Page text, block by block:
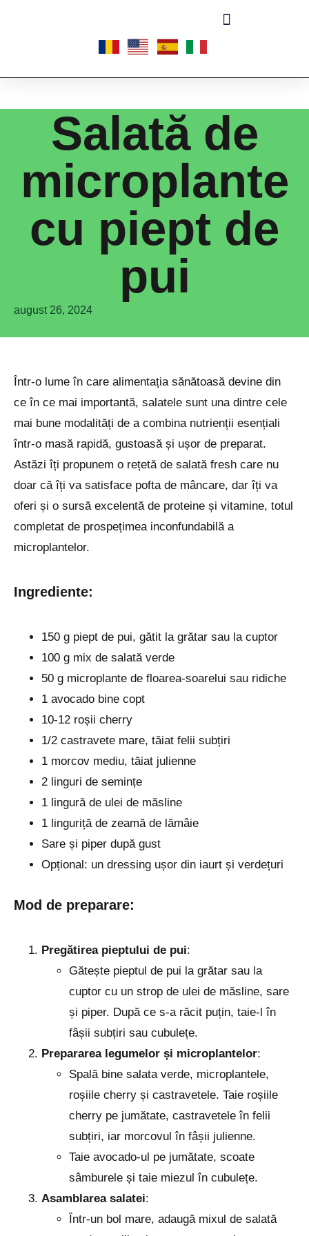
Salată de
microplante
cu piept de
pui
august 26, 2024
Într-o lume în care alimentația sănătoasă devine din
ce în ce mai importantă, salatele sunt una dintre cele
mai bune modalități de a combina nutrienții esențiali
într-o masă rapidă, gustoasă și ușor de preparat.
Astăzi îți propunem o rețetă de salată fresh care nu
doar că îți va satisface pofta de mâncare, dar îți va
oferi și o sursă excelentă de proteine și vitamine, totul
completat de prospețimea inconfundabilă a
microplantelor.
Ingrediente:
150 g piept de pui, gătit la grătar sau la cuptor
100 g mix de salată verde
50 g microplante de floarea-soarelui sau ridiche
1 avocado bine copt
10-12 roșii cherry
1/2 castravete mare, tăiat felii subțiri
1 morcov mediu, tăiat julienne
2 linguri de semințe
1 lingură de ulei de măsline
1 linguriță de zeamă de lămâie
Sare și piper după gust
Opțional: un dressing ușor din iaurt și verdețuri
Mod de preparare:
Pregătirea pieptului de pui:
Gătește pieptul de pui la grătar sau la
cuptor cu un strop de ulei de măsline, sare
și piper. După ce s-a răcit puțin, taie-l în
fâșii subțiri sau cubulețe.
Prepararea legumelor și microplantelor:
Spală bine salata verde, microplantele,
roșiile cherry și castravetele. Taie roșiile
cherry pe jumătate, castravetele în felii
subțiri, iar morcovul în fâșii julienne.
Taie avocado-ul pe jumătate, scoate
sâmburele și taie miezul în cubulețe.
Asamblarea salatei:
Într-un bol mare, adaugă mixul de salată